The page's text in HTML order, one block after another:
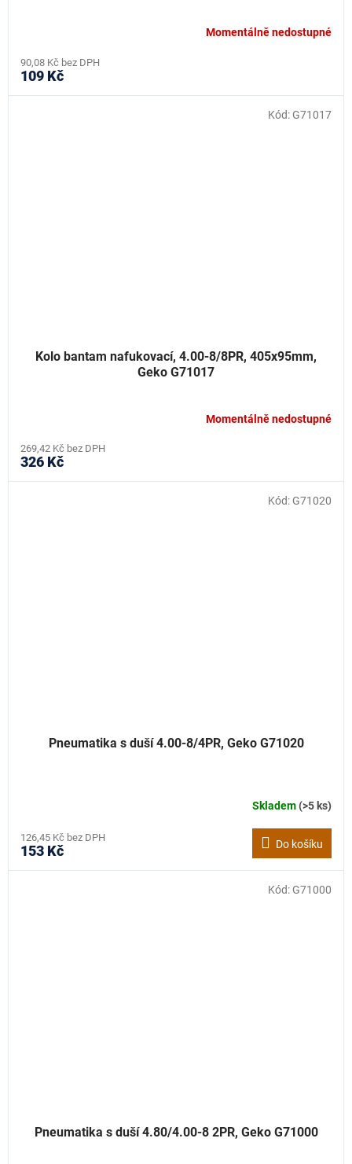
Momentálně nedostupné
90,08 Kč bez DPH
109 Kč
Kolo bantam nafukovací, 4.00-8/8PR, 405x95mm,
Geko G71017
Momentálně nedostupné
269,42 Kč bez DPH
326 Kč
Kód: G71017
Pneumatika s duší 4.00-8/4PR, Geko G71020
Skladem(>5 ks)
126,45 Kč bez DPH
153 Kč Do košíku
Kód: G71020
Pneumatika s duší 4.80/4.00-8 2PR, Geko G71000
Kód: G71000